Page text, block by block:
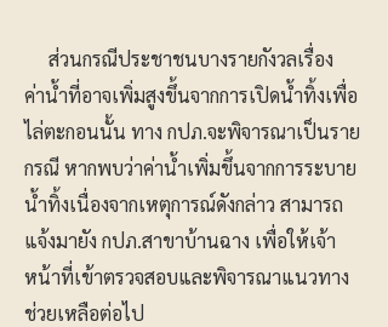
ส่วนกรณีประชาชนบางรายกังวลเรื่อง
ค่าน้ำที่อาจเพิ่มสูงขึ้นจากการเปิดน้ำทิ้งเพื่อ
ไล่ตะกอนนั้น ทาง กปภ.จะพิจารณาเป็นราย
กรณี หากพบว่าค่าน้ำเพิ่มขึ้นจากการระบาย
น้ำทิ้งเนื่องจากเหตุการณ์ดังกล่าว สามารถ
แจ้งมายัง กปภ.สาขาบ้านฉาง เพื่อให้เจ้า
หน้าที่เข้าตรวจสอบและพิจารณาแนวทาง
ช่วยเหลือต่อไป